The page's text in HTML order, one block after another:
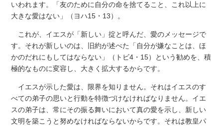
いわれます。「友のために自分の命を捨てること、これ以上に
大きな愛はない」（ヨハ15・13）。
これが、イエスが「新しい」掟と呼んだ、愛のメッセージで
す。それが新しいのは、旧約が述べた「自分が嫌なことは、ほ
かのだれにもしてはならない」（トビ4・15）という勧めを、積
極的なものに変容し、大きく拡大するからです。
イエスが示した愛は、限界を知りません。それはイエスのす
べての弟子の思いと行動を特徴づけなければなりません。イエ
スの弟子は、常にその振る舞いにおいて真の愛を示し、新しい
文明を築こうと努めなければならないからです。それは教皇パ